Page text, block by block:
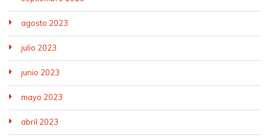
agosto 2023
julio 2023
junio 2023
mayo 2023
abril 2023